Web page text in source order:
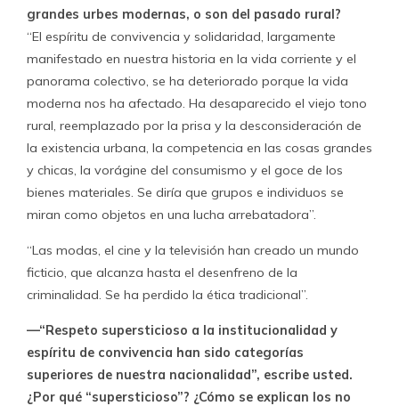
grandes urbes modernas, o son del pasado rural?
“El espíritu de convivencia y solidaridad, largamente
manifestado en nuestra historia en la vida corriente y el
panorama colectivo, se ha deteriorado porque la vida
moderna nos ha afectado. Ha desaparecido el viejo tono
rural, reemplazado por la prisa y la desconsideración de
la existencia urbana, la competencia en las cosas grandes
y chicas, la vorágine del consumismo y el goce de los
bienes materiales. Se diría que grupos e individuos se
miran como objetos en una lucha arrebatadora”.
“Las modas, el cine y la televisión han creado un mundo
ficticio, que alcanza hasta el desenfreno de la
criminalidad. Se ha perdido la ética tradicional”.
—“Respeto supersticioso a la institucionalidad y
espíritu de convivencia han sido categorías
superiores de nuestra nacionalidad”, escribe usted.
¿Por qué “supersticioso”? ¿Cómo se explican los no